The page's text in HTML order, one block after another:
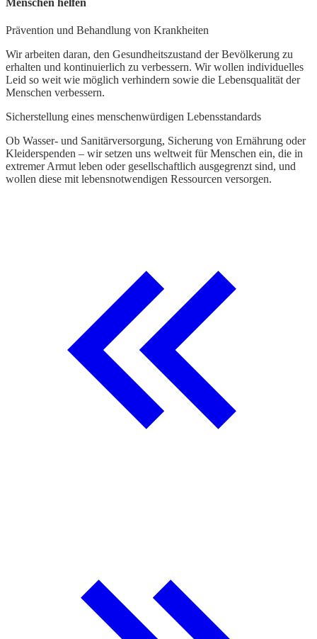
Menschen helfen
Prävention und Behandlung von Krankheiten
Wir arbeiten daran, den Gesundheitszustand der Bevölkerung zu
erhalten und kontinuierlich zu verbessern. Wir wollen individuelles
Leid so weit wie möglich verhindern sowie die Lebensqualität der
Menschen verbessern.
Sicherstellung eines menschenwürdigen Lebensstandards
Ob Wasser- und Sanitärversorgung, Sicherung von Ernährung oder
Kleiderspenden – wir setzen uns weltweit für Menschen ein, die in
extremer Armut leben oder gesellschaftlich ausgegrenzt sind, und
wollen diese mit lebensnotwendigen Ressourcen versorgen.